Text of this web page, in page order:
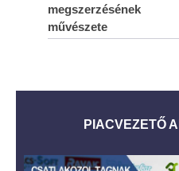
megszerzésének
művészete
PIACVEZETŐ